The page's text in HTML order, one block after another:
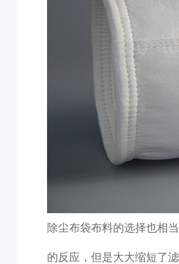
除尘布袋布料的选择也相
的反应，但是大大缩短了